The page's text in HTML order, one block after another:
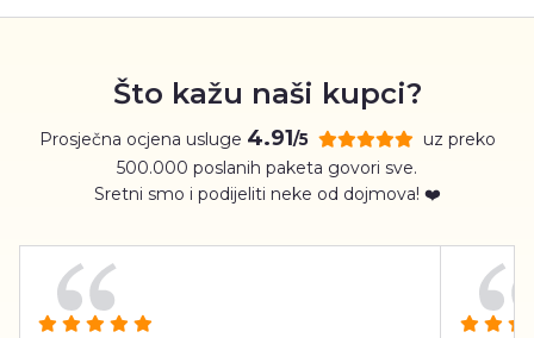
Što kažu naši kupci?
Prosječna ocjena usluge 4.91/5
uz preko
500.000 poslanih paketa govori sve.
Sretni smo i podijeliti neke od dojmova! ❤️